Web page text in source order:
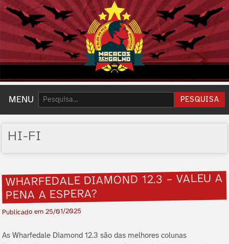
MENU Pesquisar: PESQUISA
HI-FI
WHARFEDALE DIAMOND 12.3 – VALEU A
PENA A ESPERA?
Publicado em25/01/2025
As Wharfedale Diamond 12.3 são das melhores colunas